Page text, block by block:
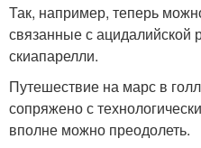
Так, например, теперь
связанные с ацидалийской
скиапарелли.
Путешествие на марс в
сопряжено с
вполне можно преодолеть.